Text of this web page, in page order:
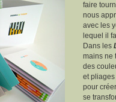
faire
nous
avec les
lequel il
Dans les
mains ne
des
et
pour
se